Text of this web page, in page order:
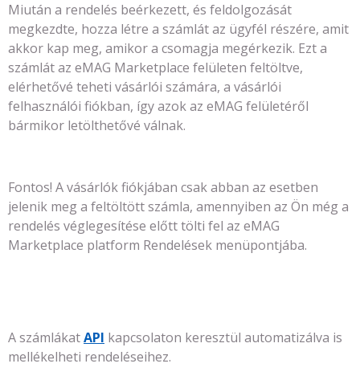
Miután a rendelés beérkezett, és feldolgozását
megkezdte, hozza létre a számlát az ügyfél részére, amit
akkor kap meg, amikor a csomagja megérkezik. Ezt a
számlát az eMAG Marketplace felületen feltöltve,
elérhetővé teheti vásárlói számára, a vásárlói
felhasználói fiókban, így azok az eMAG felületéről
bármikor letölthetővé válnak.
Fontos! A vásárlók fiókjában csak abban az esetben
jelenik meg a feltöltött számla, amennyiben az Ön még a
rendelés véglegesítése előtt tölti fel az eMAG
Marketplace platform Rendelések menüpontjába.
A számlákatAPI kapcsolaton keresztül automatizálva is
mellékelheti rendeléseihez.